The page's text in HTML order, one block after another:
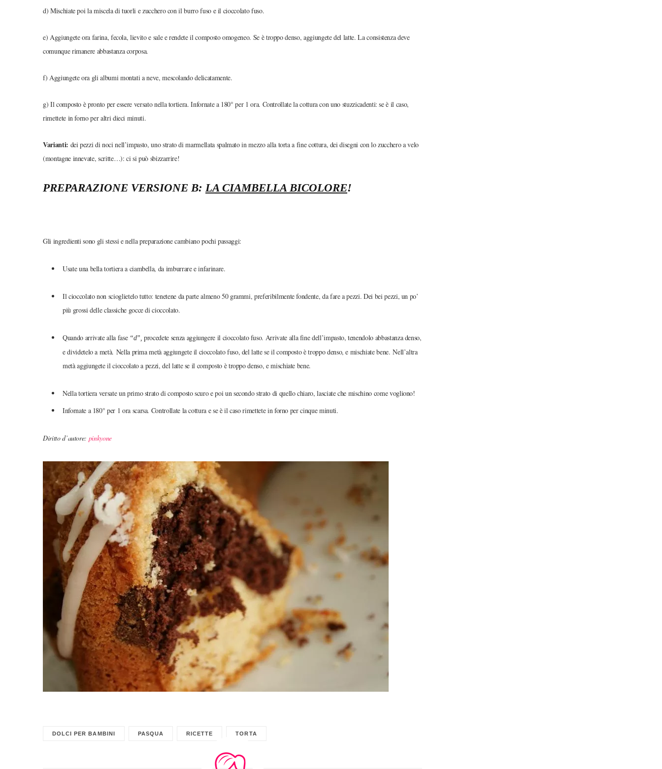
d) Mischiate poi la miscela di tuorli e zucchero con il burro fuso e il cioccolato fuso.
e) Aggiungete ora farina, fecola, lievito e sale e rendete il composto omogeneo. Se è troppo denso, aggiungete del latte. La consistenza deve
comunque rimanere abbastanza corposa.
f) Aggiungete ora gli albumi montati a neve, mescolando delicatamente.
g) Il composto è pronto per essere versato nella tortiera. Infornate a 180° per 1 ora. Controllate la cottura con uno stuzzicadenti: se è il caso,
rimettete in forno per altri dieci minuti.
Varianti: dei pezzi di noci nell’impasto, uno strato di marmellata spalmato in mezzo alla torta a fine cottura, dei disegni con lo zucchero a velo
(montagne innevate, scritte…): ci si può sbizzarrire!
PREPARAZIONE VERSIONE B: LA CIAMBELLA BICOLORE!
Gli ingredienti sono gli stessi e nella preparazione cambiano pochi passaggi:
Usate una bella tortiera a ciambella, da imburrare e infarinare.
Il cioccolato non scioglietelo tutto: tenetene da parte almeno 50 grammi, preferibilmente fondente, da fare a pezzi. Dei bei pezzi, un po’
più grossi delle classiche gocce di cioccolato.
Quando arrivate alla fase “d”, procedete senza aggiungere il cioccolato fuso. Arrivate alla fine dell’impasto, tenendolo abbastanza denso,
e dividetelo a metà. Nella prima metà aggiungete il cioccolato fuso, del latte se il composto è troppo denso, e mischiate bene. Nell’altra
metà aggiungete il cioccolato a pezzi, del latte se il composto è troppo denso, e mischiate bene.
Nella tortiera versate un primo strato di composto scuro e poi un secondo strato di quello chiaro, lasciate che mischino come vogliono!
Infornate a 180° per 1 ora scarsa. Controllate la cottura e se è il caso rimettete in forno per cinque minuti.
Diritto d’autore: pinkyone
DOLCI PER BAMBINI PASQUA RICETTE TORTA